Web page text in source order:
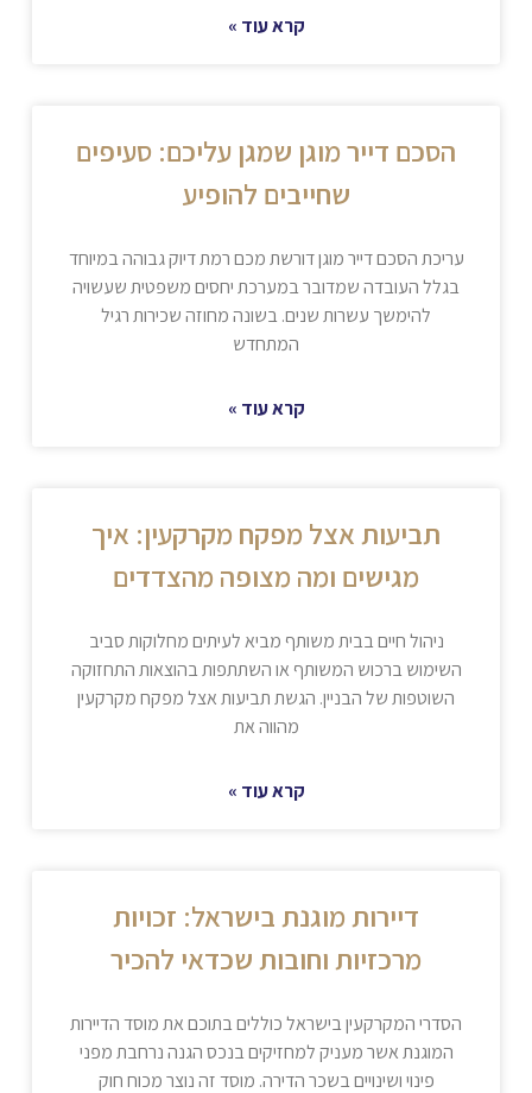
קרא עוד »
הסכם דייר מוגן שמגן עליכם: סעיפים
שחייבים להופיע
עריכת הסכם דייר מוגן דורשת מכם רמת דיוק גבוהה במיוחד
בגלל העובדה שמדובר במערכת יחסים משפטית שעשויה
להימשך עשרות שנים. בשונה מחוזה שכירות רגיל
המתחדש
קרא עוד »
תביעות אצל מפקח מקרקעין: איך
מגישים ומה מצופה מהצדדים
ניהול חיים בבית משותף מביא לעיתים מחלוקות סביב
השימוש ברכוש המשותף או השתתפות בהוצאות התחזוקה
השוטפות של הבניין. הגשת תביעות אצל מפקח מקרקעין
מהווה את
קרא עוד »
דיירות מוגנת בישראל: זכויות
מרכזיות וחובות שכדאי להכיר
הסדרי המקרקעין בישראל כוללים בתוכם את מוסד הדיירות
המוגנת אשר מעניק למחזיקים בנכס הגנה נרחבת מפני
פינוי ושינויים בשכר הדירה. מוסד זה נוצר מכוח חוק